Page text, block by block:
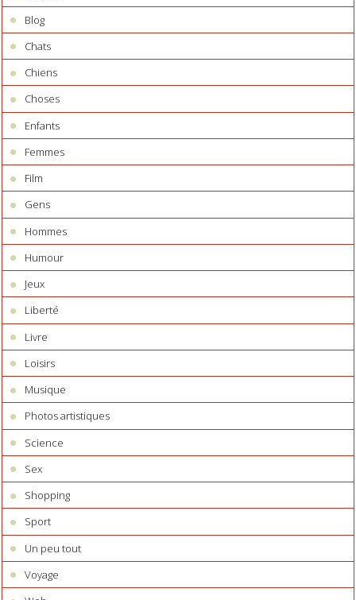
Blog
Chats
Chiens
Choses
Enfants
Femmes
Film
Gens
Hommes
Humour
Jeux
Liberté
Livre
Loisirs
Musique
Photos artistiques
Science
Sex
Shopping
Sport
Un peu tout
Voyage